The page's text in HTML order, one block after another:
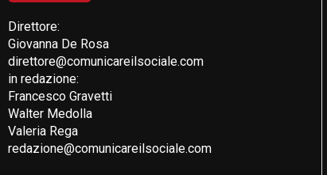
Direttore:
Giovanna De Rosa
direttore@comunicareilsociale.com
in redazione:
Francesco Gravetti
Walter Medolla
Valeria Rega
redazione@comunicareilsociale.com